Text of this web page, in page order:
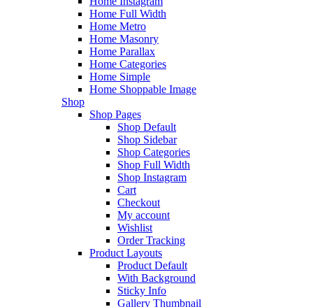
Home Full Width
Home Metro
Home Masonry
Home Parallax
Home Categories
Home Simple
Home Shoppable Image
Shop
Shop Pages
Shop Default
Shop Sidebar
Shop Categories
Shop Full Width
Shop Instagram
Cart
Checkout
My account
Wishlist
Order Tracking
Product Layouts
Product Default
With Background
Sticky Info
Gallery Thumbnail